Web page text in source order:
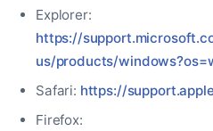
Explorer:
https://
us/products/
Safari: https://
Firefox: